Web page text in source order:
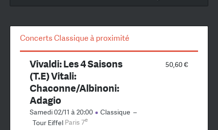
Concerts Classique à proximité
50,60 €
Vivaldi: Les 4 Saisons
(T.E) Vitali:
Chaconne/Albinoni:
Adagio
Samedi 02/11 à 20:00 Classique –
Tour Eiffel Paris 7e